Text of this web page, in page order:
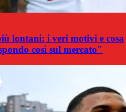
lontani: i veri motivi e cosa
così sul mercato"